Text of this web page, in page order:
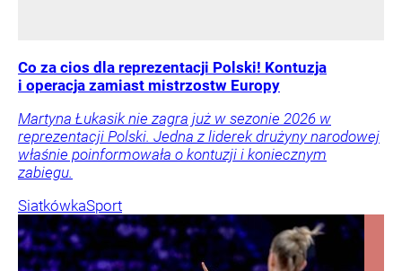
Co za cios dla reprezentacji Polski! Kontuzja
i operacja zamiast mistrzostw Europy
Martyna Łukasik nie zagra już w sezonie 2026 w
reprezentacji Polski. Jedna z liderek drużyny narodowej
właśnie poinformowała o kontuzji i koniecznym
zabiegu.
SiatkówkaSport